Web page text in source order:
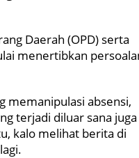
Daerah (OPD) serta
menertibkan
memanipulasi absensi,
terjadi diluar sana juga
kalo melihat berita di